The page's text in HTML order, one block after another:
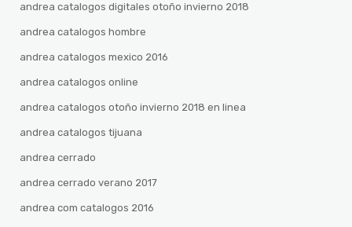
andrea catalogos digitales otoño invierno 2018
andrea catalogos hombre
andrea catalogos mexico 2016
andrea catalogos online
andrea catalogos otoño invierno 2018 en linea
andrea catalogos tijuana
andrea cerrado
andrea cerrado verano 2017
andrea com catalogos 2016